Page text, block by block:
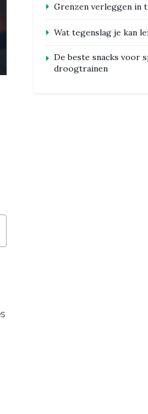
Grenzen verleggen in
Wat tegenslag je kan
De beste snacks voor
droogtrainen